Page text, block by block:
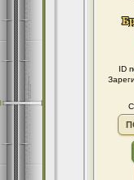
ID